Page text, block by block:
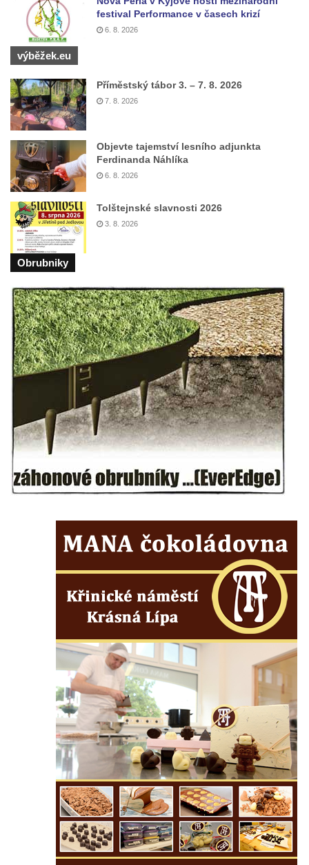
Pamětní deska Antonie a Stanislava
Vratislavových na obecním úřadu v
Poleradech
hřbitovní kapli v Lipové
Pamětní deska Friedricha Egermanna na
domě čp. 101 v Novém Boru
Pamětní deska Václava Kliera na Tyršově
domě ve Vaníčkově ulici v Ústí nad Labem
Pamětní deska Vinzenze Ulbricha na domě
čp. 26 v Brné
Pamětní deska na rodném domě Jiřího
Koláře v Protivíně
Pamětní deska Johanna Christopha Kridela
na budově Café Henke v Rumburku
Pamětní deska Rudolfa Antona Fockeho na
domě čp. 101/6 na Lužickém náměstí v
Rumburku
Pamětní deska Jaroslava Falty u Domu
kultury Střelnice v Rumburku
Pamětní deska Josefa Srba Debrnova na
domě čp. 1 v Debrnu
Pamětní deska čestným občanům města na
Pamětní deska Julia Loria na židovském
hřbitově v Českém Krumlově
Pamětní deska Carlu Franzi Ballemu na
domě čp. 437 v ulici Slovanka ve Cvikově
Pamětní deska Michala Třetiny na domě v
Ostruhové ulici čp. 62/1 v Mělníku
Pamětní deska povodně 2002 na kapli v
Brozánkách
Pamětní deska mostu Josefa Straky v
Mělníku
Pamětní deska Františka Xavera Parče na
domě čp. 17/1 v ulici G. Casanovy v
Duchcově
Pamětní deska Františka Heilmanna na faře
na náměstí Republiky v Duchcově
Pamětní deska Francisca Ferrera Guarida
festival Performance v časech krizí
6. 8. 2026
výběžek.eu
Příměstský tábor 3. – 7. 8. 2026
7. 8. 2026
Objevte tajemství lesního adjunkta
Ferdinanda Náhlíka
6. 8. 2026
Tolštejnské slavnosti 2026
3. 8. 2026
Obrubniky